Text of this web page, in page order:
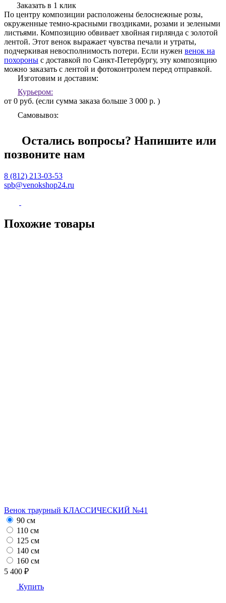
Заказать в 1 клик
По центру композиции расположены белоснежные розы,
окруженные темно-красными гвоздиками, розами и зелеными
листьями. Композицию обвивает хвойная гирлянда с золотой
лентой. Этот венок выражает чувства печали и утраты,
подчеркивая невосполнимость потери. Если нужен венок на
похороны с доставкой по Санкт-Петербургу, эту композицию
можно заказать с лентой и фотоконтролем перед отправкой.
Изготовим и доставим:
Курьером:
от 0 руб. (если сумма заказа больше 3 000 р. )
Самовывоз:
Остались вопросы? Напишите или
позвоните нам
8 (812) 213-03-53
spb@venokshop24.ru
Похожие товары
Венок траурный КЛАССИЧЕСКИЙ №41
90 см
110 см
125 см
140 см
160 см
5 400 ₽
Купить